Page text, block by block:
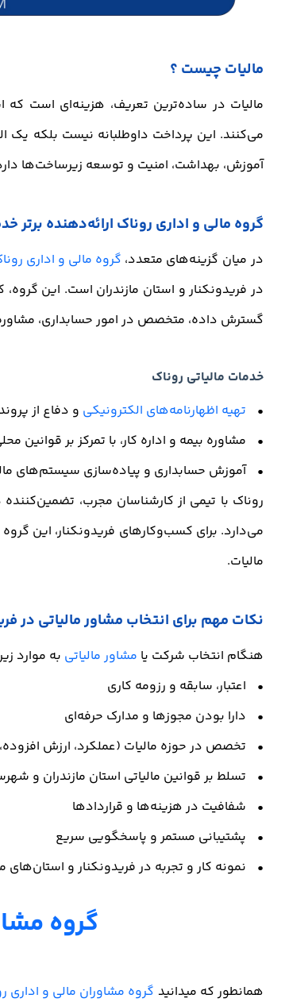
مالیات چیست ؟
مالیات در ساده‌ترین تعریف، هزینه‌ای است
می‌کنند. این پرداخت داوطلبانه نیست بلکه یک
آموزش، بهداشت، امنیت و توسعه زیرساخت‌ها
گروه مالی و اداری روناک ارائه‌دهنده برتر
در میان گزینه‌های متعدد، گروه مالی و اداری
در فریدونکنار و استان مازندران است. این
گسترش داده، متخصص در امور حسابداری،
خدمات مالیاتی روناک
• تهیه اظهارنامه‌های الکترونیکی و دفاع از
• مشاوره بیمه و اداره کار، با تمرکز بر قوانین
• آموزش حسابداری و پیاده‌سازی سیستم‌های
روناک با تیمی از کارشناسان مجرب،
می‌دارد. برای کسب‌وکارهای فریدونکنار، این
مالیات.
نکات مهم برای انتخاب مشاور مالیاتی در
هنگام انتخاب شرکت یا مشاور مالیاتی به موارد
• اعتبار، سابقه و رزومه کاری
• دارا بودن مجوزها و مدارک حرفه‌ای
• تخصص در حوزه مالیات (عملکرد، ارزش
• تسلط بر قوانین مالیاتی استان مازندران و
• شفافیت در هزینه‌ها و قراردادها
• پشتیبانی مستمر و پاسخگویی سریع
• نمونه کار و تجربه در فریدونکنار و استان‌های
گروه
همانطور که میدانید گروه مشاوران مالی و اداری